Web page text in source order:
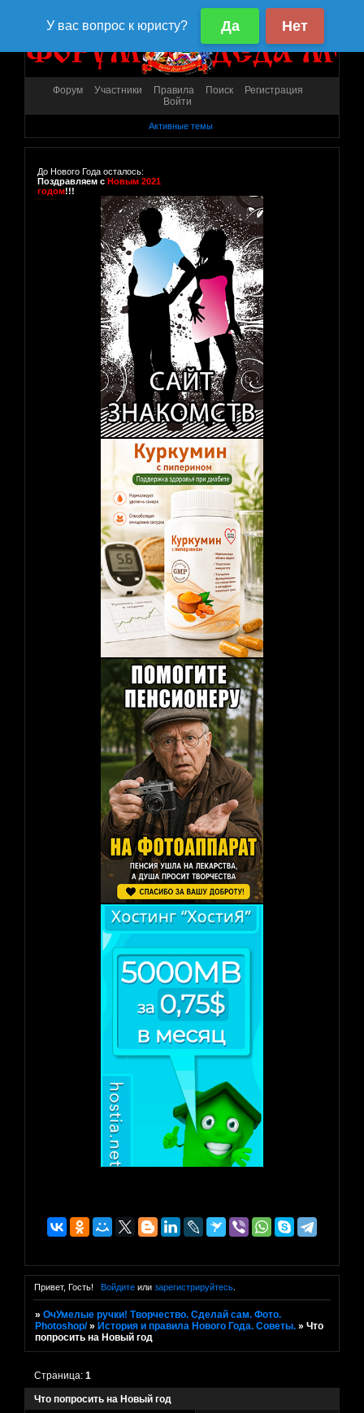
Форум Участники Правила Поиск
Регистрация
Войти
Активные темы
До Нового Года осталось:
Поздравляем с Новым 2021
годом!!!
Привет, Гость! Войдитеили зарегистрируйтесь.
»ОчУмелые ручки! Творчество. Сделай сам. Фото.
Photoshop/ » История и правила Нового Года. Советы. »Что
попросить на Новый год
Что попросить на Новый год
Страница:1